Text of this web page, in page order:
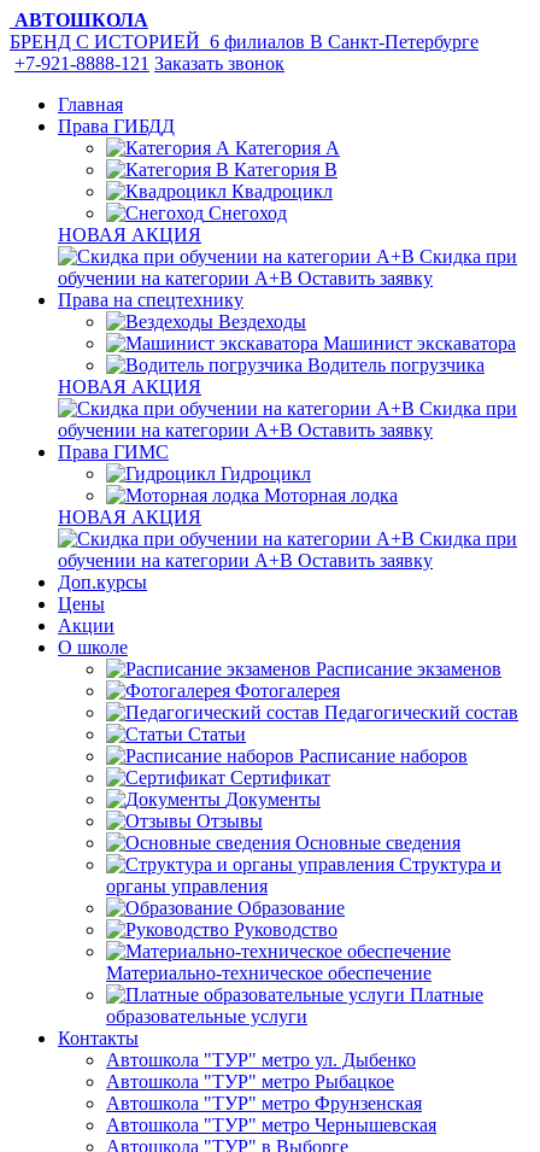
АВТОШКОЛА
БРЕНД С ИСТОРИЕЙ 6 филиалов В Санкт-Петербурге
+7-921-8888-121 Заказать звонок
Главная
Права ГИБДД
Категория A
Категория B
Квадроцикл
Снегоход
НОВАЯ АКЦИЯ
Скидка при
обучении на категории А+В Оставить заявку
Права на спецтехнику
Вездеходы
Машинист экскаватора
Водитель погрузчика
НОВАЯ АКЦИЯ
Скидка при
обучении на категории А+В Оставить заявку
Права ГИМС
Гидроцикл
Моторная лодка
НОВАЯ АКЦИЯ
Скидка при
обучении на категории А+В Оставить заявку
Доп.курсы
Цены
Акции
О школе
Расписание экзаменов
Фотогалерея
Педагогический состав
Статьи
Расписание наборов
Сертификат
Документы
Отзывы
Основные сведения
Структура и
органы управления
Образование
Руководство
Материально-техническое обеспечение
Платные
образовательные услуги
Контакты
Автошкола "ТУР" метро ул. Дыбенко
Автошкола "ТУР" метро Рыбацкое
Автошкола "ТУР" метро Фрунзенская
Автошкола "ТУР" метро Чернышевская
Автошкола "ТУР" в Выборге